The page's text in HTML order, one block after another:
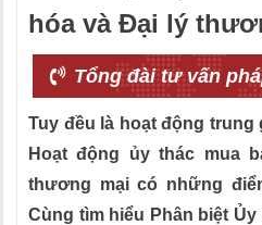
hóa và Đại lý
Tổng đài tư vấn
Tuy đều là hoạt động
Hoạt động ủy thác mua
thương mại có những
Cùng tìm hiểu Phân biệt